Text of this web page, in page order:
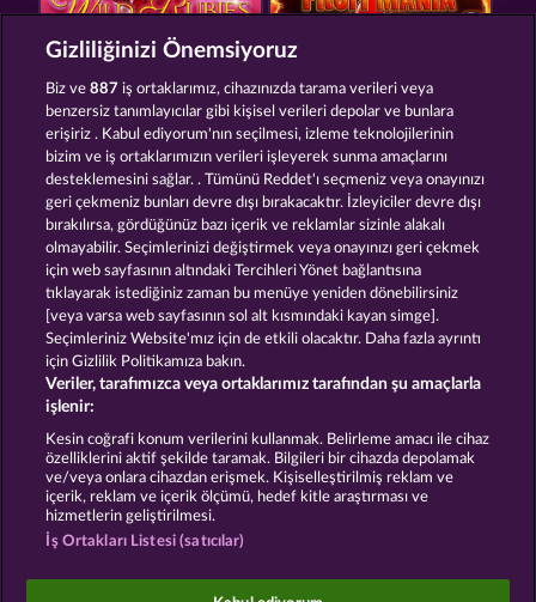
3 GOLDEN CHERRIES EXPLODIAC RHFP
Hüküm ve Koşullar Gizlilik Beyanı Künye
Şirket SSS Facebook
İptal talebini gönder
Sosyal casino oyunları sadece eğlence amaçlıdır ve
Gizliliğinizi Önemsiyoruz
Biz ve887 iş ortaklarımız, cihazınızda tarama verileri veya
benzersiz tanımlayıcılar gibi kişisel verileri depolar ve bunlara
erişiriz . Kabul ediyorum'nın seçilmesi, izleme teknolojilerinin
bizim ve iş ortaklarımızın verileri işleyerek sunma amaçlarını
desteklemesini sağlar. . Tümünü Reddet'ı seçmeniz veya onayınızı
geri çekmeniz bunları devre dışı bırakacaktır. İzleyiciler devre dışı
bırakılırsa, gördüğünüz bazı içerik ve reklamlar sizinle alakalı
olmayabilir. Seçimlerinizi değiştirmek veya onayınızı geri çekmek
için web sayfasının altındaki Tercihleri Yönet bağlantısına
tıklayarak istediğiniz zaman bu menüye yeniden dönebilirsiniz
[veya varsa web sayfasının sol alt kısmındaki kayan simge].
Seçimleriniz Website'mız için de etkili olacaktır. Daha fazla ayrıntı
için Gizlilik Politikamıza bakın.
Veriler, tarafımızca veya ortaklarımız tarafından şu amaçlarla
işlenir:
Kesin coğrafi konum verilerini kullanmak. Belirleme amacı ile cihaz
özelliklerini aktif şekilde taramak. Bilgileri bir cihazda depolamak
ve/veya onlara cihazdan erişmek. Kişiselleştirilmiş reklam ve
içerik, reklam ve içerik ölçümü, hedef kitle araştırması ve
hizmetlerin geliştirilmesi.
İş Ortakları Listesi (satıcılar)